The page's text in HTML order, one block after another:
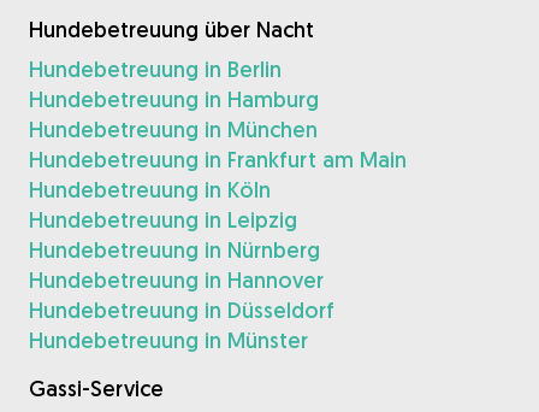
Hundebetreuung über Nacht
Hundebetreuung in Berlin
Hundebetreuung in Hamburg
Hundebetreuung in München
Hundebetreuung in Frankfurt am Main
Hundebetreuung in Köln
Hundebetreuung in Leipzig
Hundebetreuung in Nürnberg
Hundebetreuung in Hannover
Hundebetreuung in Düsseldorf
Hundebetreuung in Münster
Gassi-Service